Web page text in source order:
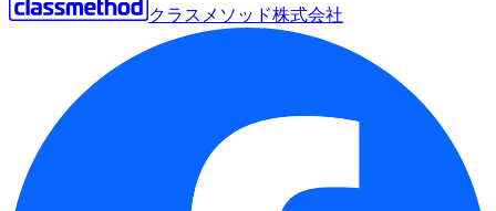
クラスメソッド株式会社